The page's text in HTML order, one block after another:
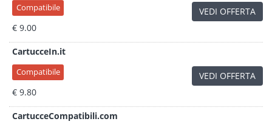
Compatibile
€ 9.00
VEDI OFFERTA
CartucceIn.it
Compatibile
€ 9.80
VEDI OFFERTA
CartucceCompatibili.com